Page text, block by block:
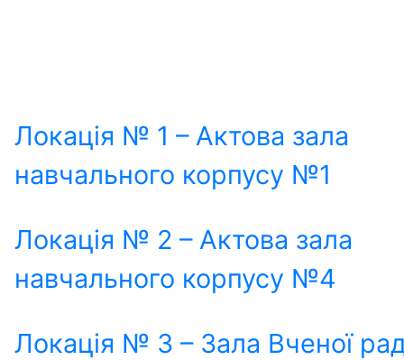
Локація № 1 – Актова зала
навчального корпусу №1
Локація № 2 – Актова зала
навчального корпусу №4
Локація № 3 – Зала Вченої